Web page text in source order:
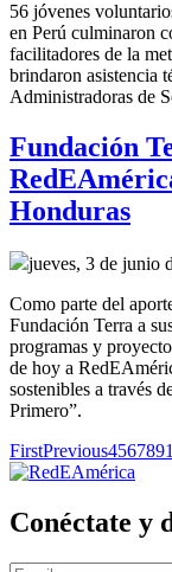
56 jóvenes
en Perú culminaron
facilitadores de la
brindaron asistencia
Administradoras de
Fundación
Honduras
jueves, 3 de junio
Como parte del
Fundación Terra a
programas y
de hoy a
sostenibles a través
Primero”.
FirstPrevious456789
Conéctate y